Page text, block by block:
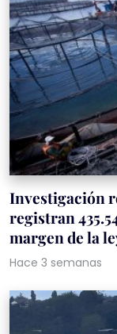
Investigación
registran
margen de la
Hace 3 semanas